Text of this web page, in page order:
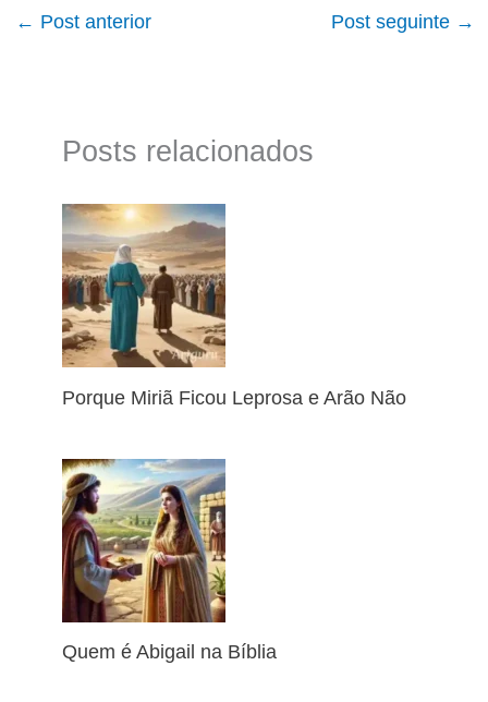
← Post anterior Post seguinte →
Posts relacionados
Porque Miriã Ficou Leprosa e Arão Não
Quem é Abigail na Bíblia